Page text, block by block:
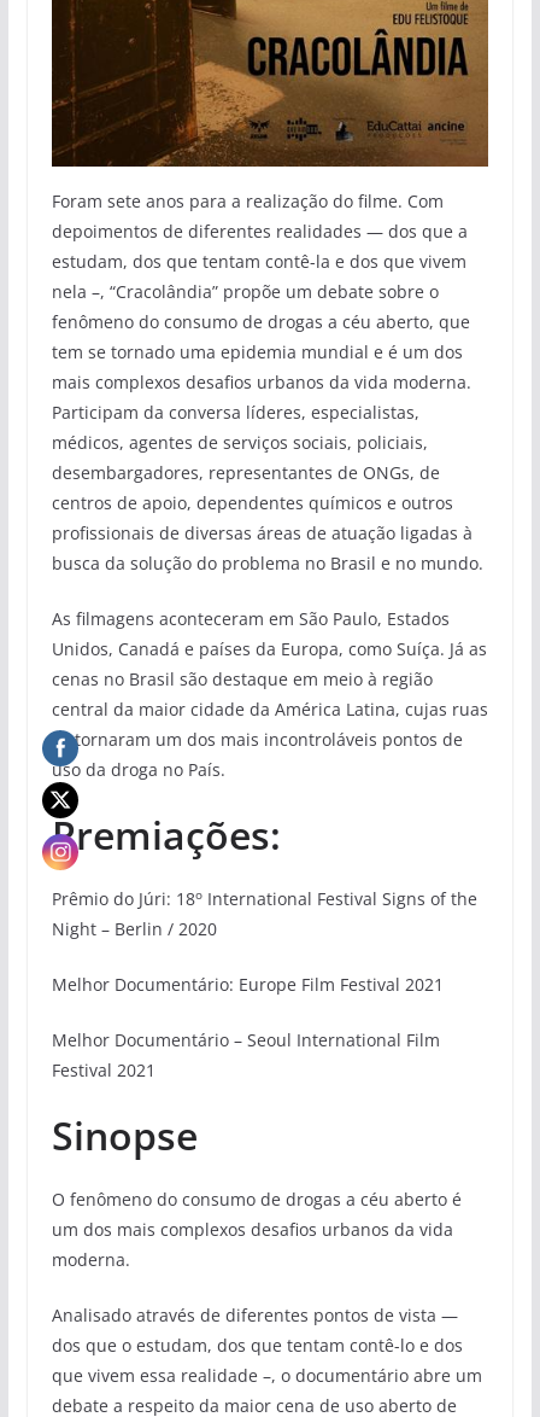
Foram sete anos para a realização do filme. Com
depoimentos de diferentes realidades — dos que a
estudam, dos que tentam contê-la e dos que vivem
nela –, “Cracolândia” propõe um debate sobre o
fenômeno do consumo de drogas a céu aberto, que
tem se tornado uma epidemia mundial e é um dos
mais complexos desafios urbanos da vida moderna.
Participam da conversa líderes, especialistas,
médicos, agentes de serviços sociais, policiais,
desembargadores, representantes de ONGs, de
centros de apoio, dependentes químicos e outros
profissionais de diversas áreas de atuação ligadas à
busca da solução do problema no Brasil e no mundo.
As filmagens aconteceram em São Paulo, Estados
Unidos, Canadá e países da Europa, como Suíça. Já as
cenas no Brasil são destaque em meio à região
central da maior cidade da América Latina, cujas ruas
se tornaram um dos mais incontroláveis pontos de
uso da droga no País.
Premiações:
Prêmio do Júri: 18oInternational Festival Signs of the
Night – Berlin / 2020
Melhor Documentário: Europe Film Festival 2021
Melhor Documentário – Seoul International Film
Festival 2021
Sinopse
O fenômeno do consumo de drogas a céu aberto é
um dos mais complexos desafios urbanos da vida
moderna.
Analisado através de diferentes pontos de vista —
dos que o estudam, dos que tentam contê-lo e dos
que vivem essa realidade –, o documentário abre um
debate a respeito da maior cena de uso aberto de